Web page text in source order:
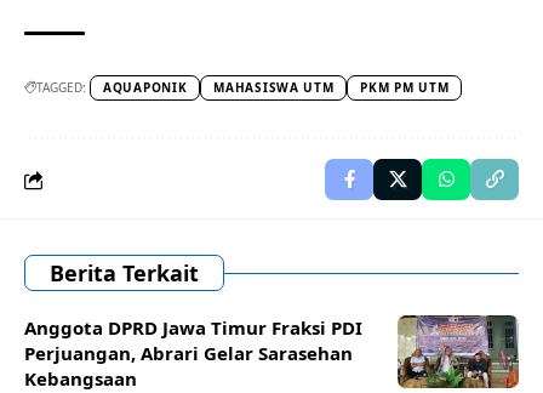
TAGGED: AQUAPONIK MAHASISWA UTM PKM PM UTM
Berita Terkait
Anggota DPRD Jawa Timur Fraksi PDI
Perjuangan, Abrari Gelar Sarasehan
Kebangsaan